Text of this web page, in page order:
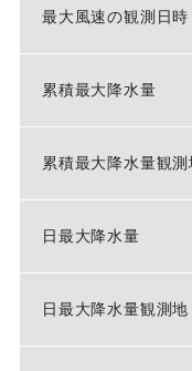
最大風速の観測日時
累積最大降水量
累積最大降水量観測
日最大降水量
日最大降水量観測地